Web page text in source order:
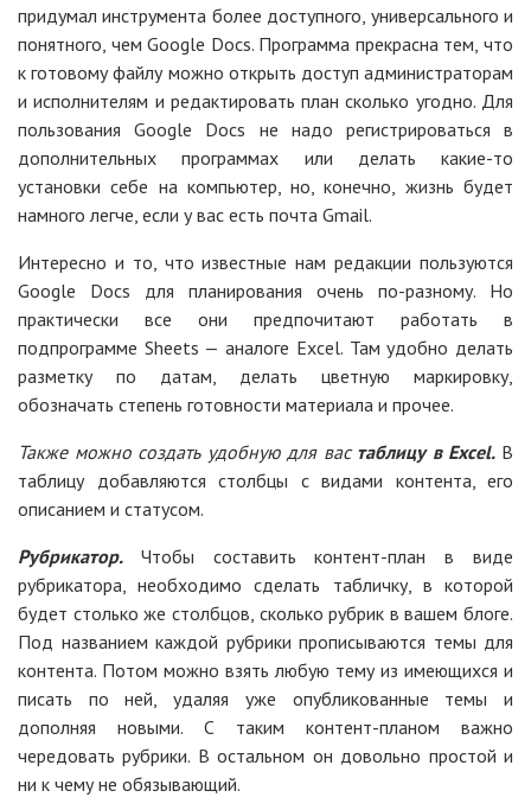
придумал инструмента более доступного, универсального и
понятного, чем Google Docs. Программа прекрасна тем, что
к готовому файлу можно открыть доступ администраторам
и исполнителям и редактировать план сколько угодно. Для
пользования Google Docs не надо регистрироваться в
дополнительных программах или делать какие-то
установки себе на компьютер, но, конечно, жизнь будет
намного легче, если у вас есть почта Gmail.
Интересно и то, что известные нам редакции пользуются
Google Docs для планирования очень по-разному. Но
практически все они предпочитают работать в
подпрограмме Sheets — аналоге Excel. Там удобно делать
разметку по датам, делать цветную маркировку,
обозначать степень готовности материала и прочее.
Также можно создать удобную для вас таблицу в Excel. В
таблицу добавляются столбцы с видами контента, его
описанием и статусом.
Рубрикатор. Чтобы составить контент-план в виде
рубрикатора, необходимо сделать табличку, в которой
будет столько же столбцов, сколько рубрик в вашем блоге.
Под названием каждой рубрики прописываются темы для
контента. Потом можно взять любую тему из имеющихся и
писать по ней, удаляя уже опубликованные темы и
дополняя новыми. С таким контент-планом важно
чередовать рубрики. В остальном он довольно простой и
ни к чему не обязывающий.